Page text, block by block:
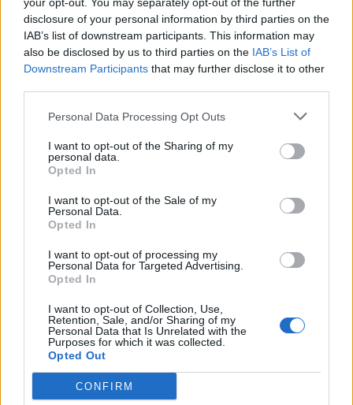
disclosure of your personal information by third parties on the
IAB’s list of downstream participants. This information may
also be disclosed by us to third parties on the IAB’s List of
Downstream Participants that may further disclose it to other
Personal Data Processing Opt Outs
I want to opt-out of the Sharing of my
personal data.
Opted In
I want to opt-out of the Sale of my
Personal Data.
Opted In
I want to opt-out of processing my
Personal Data for Targeted Advertising.
Opted In
I want to opt-out of Collection, Use,
Retention, Sale, and/or Sharing of my
Personal Data that Is Unrelated with the
Purposes for which it was collected.
Opted Out
CONFIRM
Matkailu Viihdeuutiset
10 maailman upeinta luonnon
omaa uimapaikkaa